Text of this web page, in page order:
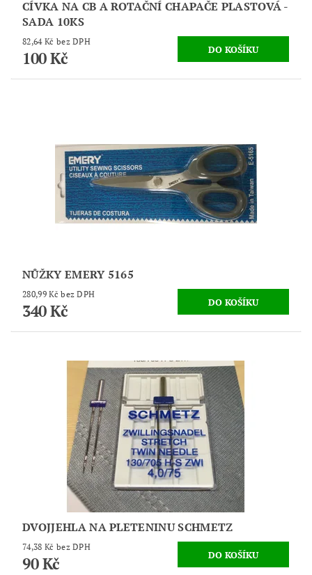
CÍVKA NA CB A ROTAČNÍ CHAPAČE PLASTOVÁ -
SADA 10KS
82,64 Kč bez DPH
100 Kč
NŮŽKY EMERY 5165
280,99 Kč bez DPH
340 Kč
DVOJJEHLA NA PLETENINU SCHMETZ
74,38 Kč bez DPH
90 Kč